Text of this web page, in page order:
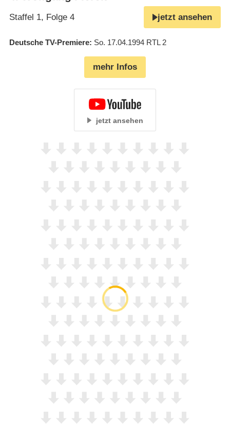
Staffel 1, Folge 4 jetzt ansehen
Deutsche TV-Premiere So. 17.04.1994 RTL 2
mehr Infos
jetzt ansehen